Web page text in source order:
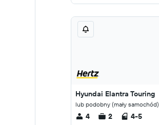
Hyundai Elantra Touring
lub podobny (mały samochód)
4 2 4-5